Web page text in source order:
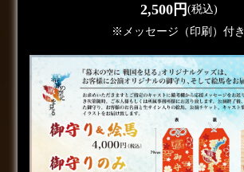
2,500円 (税込)
※メッセージ（印刷）付き